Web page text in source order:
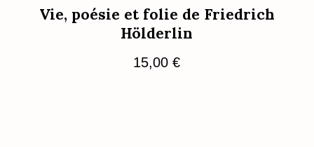
Vie, poésie et folie de Friedrich
Hölderlin
15,00 €